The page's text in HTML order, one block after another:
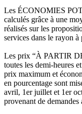
Les ÉCONOMIES
calculés grâce à une
réalisés sur les
services dans le rayon
Les prix “À PARTIR
toutes les demi-heures
prix maximum et
en pourcentage sont
avril, 1er juillet et 1er
provenant de